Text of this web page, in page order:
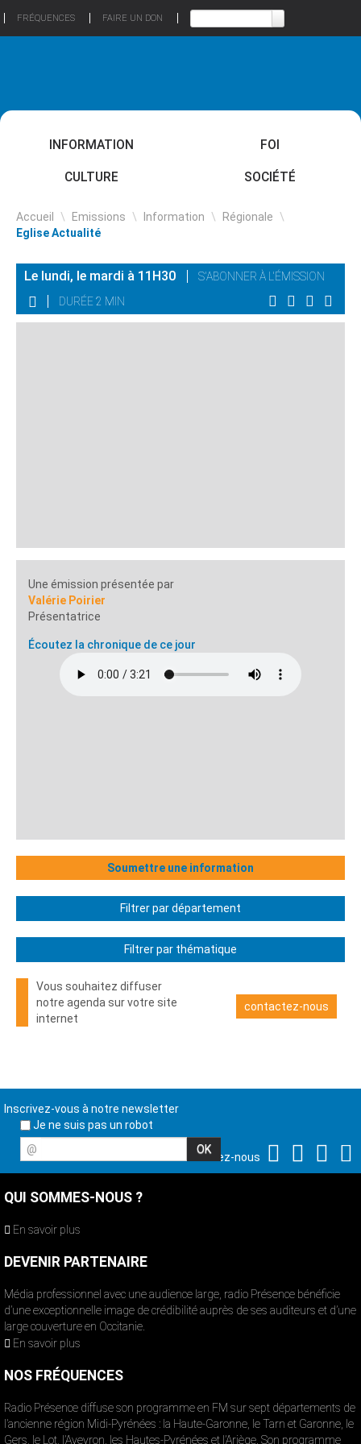
FRÉQUENCES FAIRE UN DON
INFORMATION FOI
CULTURE SOCIÉTÉ
Accueil \ Emissions \ Information \ Régionale \
Eglise Actualité
Le lundi, le mardi à 11H30
S'ABONNER À L'ÉMISSION
DURÉE 2 MIN
Une émission présentée par
Valérie Poirier
Présentatrice
Écoutez la chronique de ce jour
Soumettre une information
Filtrer par département
Filtrer par thématique
Vous souhaitez diffuser
notre agenda sur votre site
internet
contactez-nous
Inscrivez-vous à notre newsletter
Je ne suis pas un robot
@
Suivez-nous
QUI SOMMES-NOUS ?
En savoir plus
DEVENIR PARTENAIRE
Média professionnel avec une audience large, radio Présence bénéficie
d’une exceptionnelle image de crédibilité auprès de ses auditeurs et d’une
large couverture en Occitanie.
En savoir plus
NOS FRÉQUENCES
Radio Présence diffuse son programme en FM sur sept départements de
l’ancienne région Midi-Pyrénées : la Haute-Garonne, le Tarn et Garonne, le
Gers, le Lot, l’Aveyron, les Hautes-Pyrénées et l’Ariège. Son programme